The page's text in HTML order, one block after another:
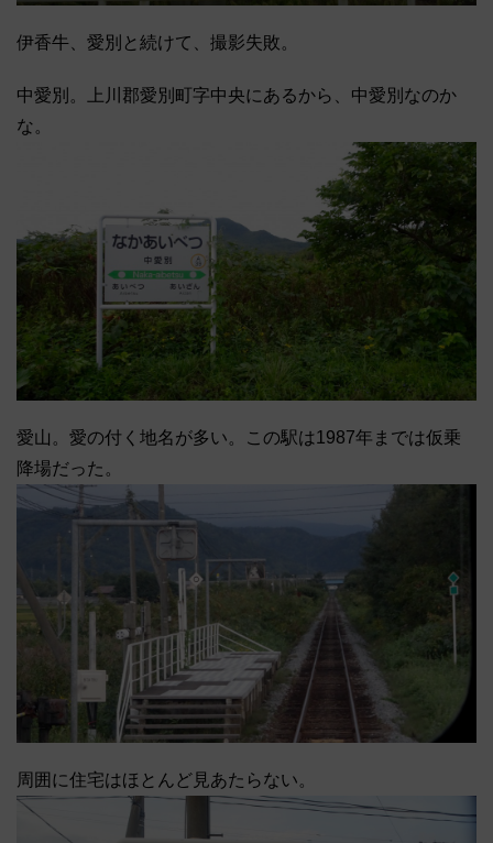
伊香牛、愛別と続けて、撮影失敗。
中愛別。上川郡愛別町字中央にあるから、中愛別なのか
な。
愛山。愛の付く地名が多い。この駅は1987年までは仮乗
降場だった。
周囲に住宅はほとんど見あたらない。